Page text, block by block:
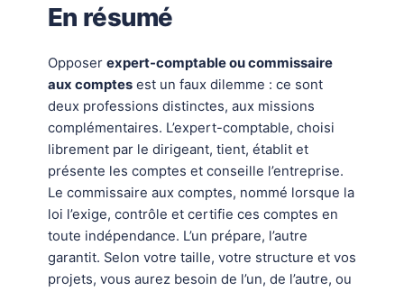
En résumé
Opposer expert-comptable ou commissaire
aux comptesest un faux dilemme : ce sont
deux professions distinctes, aux missions
complémentaires. L’expert-comptable, choisi
librement par le dirigeant, tient, établit et
présente les comptes et conseille l’entreprise.
Le commissaire aux comptes, nommé lorsque la
loi l’exige, contrôle et certifie ces comptes en
toute indépendance. L’un prépare, l’autre
garantit. Selon votre taille, votre structure et vos
projets, vous aurez besoin de l’un, de l’autre, ou